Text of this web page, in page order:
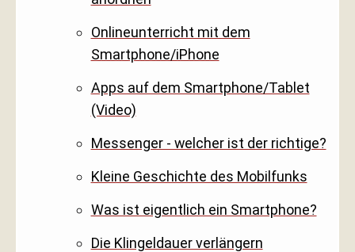
Onlineunterricht mit dem
Smartphone/iPhone
Apps auf dem Smartphone/Tablet
(Video)
Messenger - welcher ist der richtige?
Kleine Geschichte des Mobilfunks
Was ist eigentlich ein Smartphone?
Die Klingeldauer verlängern